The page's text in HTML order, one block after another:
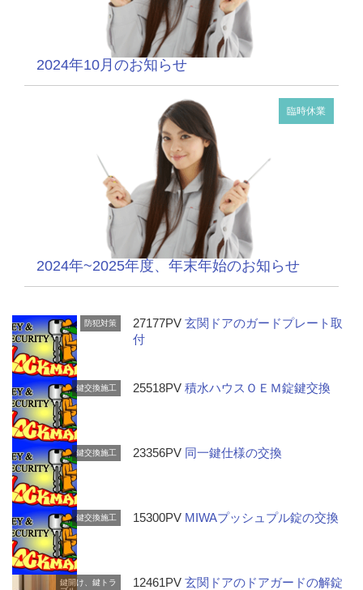
2024年10月のお知らせ
臨時休業
2024年~2025年度、年末年始のお知らせ
防犯対策 27177PV玄関ドアのガードプレート取
付
鍵交換施工 25518PV積水ハウスＯＥＭ錠鍵交換
鍵交換施工 23356PV 同一鍵仕様の交換
鍵交換施工 15300PV MIWAプッシュプル錠の交換
鍵開け、鍵トラ
12461PV玄関ドアのドアガードの解錠